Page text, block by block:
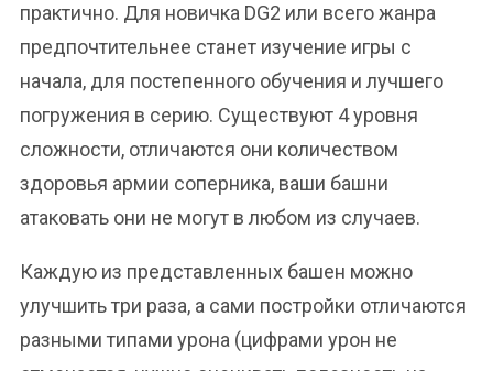
практично. Для новичка DG2 или всего жанра
предпочтительнее станет изучение игры с
начала, для постепенного обучения и лучшего
погружения в серию. Существуют 4 уровня
сложности, отличаются они количеством
здоровья армии соперника, ваши башни
атаковать они не могут в любом из случаев.
Каждую из представленных башен можно
улучшить три раза, а сами постройки отличаются
разными типами урона (цифрами урон не